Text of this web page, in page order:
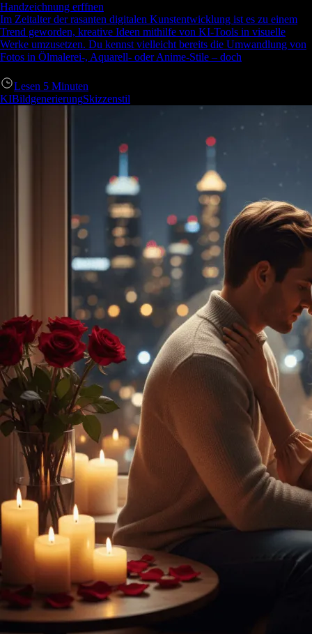
Handzeichnung erffnen
Im Zeitalter der rasanten digitalen Kunstentwicklung ist es zu einem
Trend geworden, kreative Ideen mithilfe von KI-Tools in visuelle
Werke umzusetzen. Du kennst vielleicht bereits die Umwandlung von
Fotos in Ölmalerei-, Aquarell- oder Anime-Stile – doch
Lesen 5 Minuten
KIBildgenerierungSkizzenstil